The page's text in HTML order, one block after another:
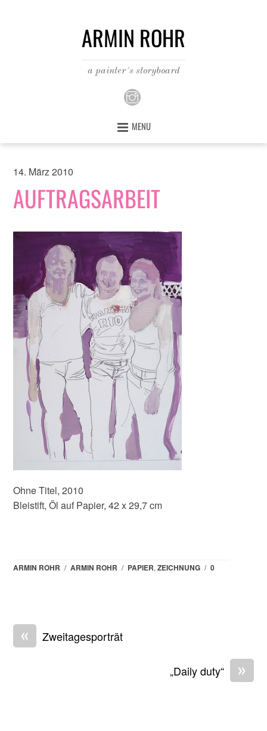
ARMIN ROHR
a painter´s storyboard
MENU
14. März 2010
AUFTRAGSARBEIT
Ohne Titel, 2010
Bleistift, Öl auf Papier, 42 x 29,7 cm
ARMIN ROHR / ARMIN ROHR / PAPIER,ZEICHNUNG / 0
« Zweitagesporträt
»
„Daily duty“